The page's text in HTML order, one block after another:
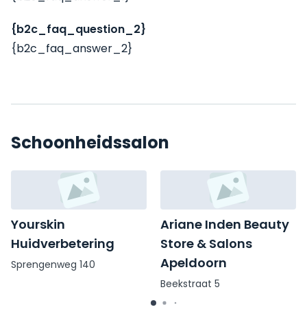
{b2c_faq_question_2}
{b2c_faq_answer_2}
Schoonheidssalon
Yourskin
Huidverbetering
Sprengenweg 140
Ariane Inden Beauty
Store & Salons
Apeldoorn
Beekstraat 5